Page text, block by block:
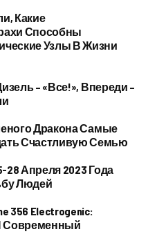
Какие
Способны
Узлы В Жизни
– «все!», Впереди –
Дракона Самые
Счастливую Семью
28 Апреля 2023 Года
Людей
356 Electrogenic:
Современный